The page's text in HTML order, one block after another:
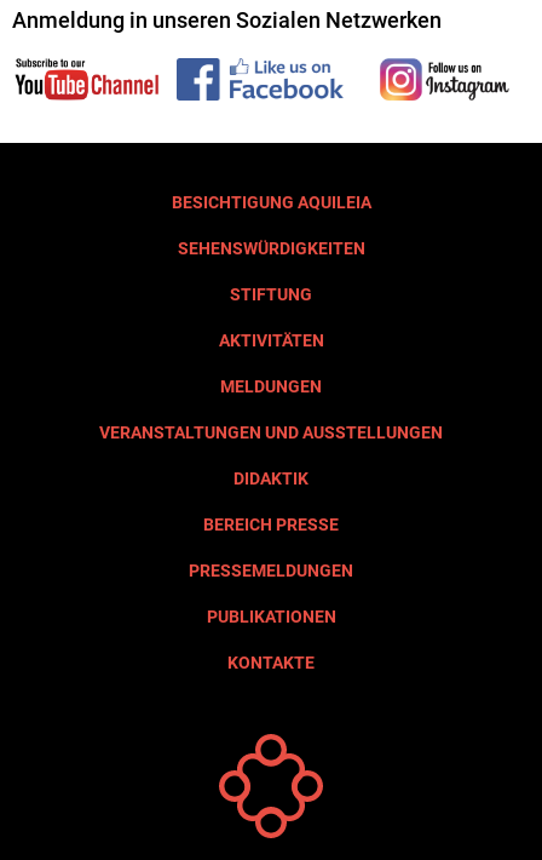
Anmeldung in unseren Sozialen Netzwerken
BESICHTIGUNG AQUILEIA
SEHENSWÜRDIGKEITEN
STIFTUNG
AKTIVITÄTEN
MELDUNGEN
VERANSTALTUNGEN UND AUSSTELLUNGEN
DIDAKTIK
BEREICH PRESSE
PRESSEMELDUNGEN
PUBLIKATIONEN
KONTAKTE